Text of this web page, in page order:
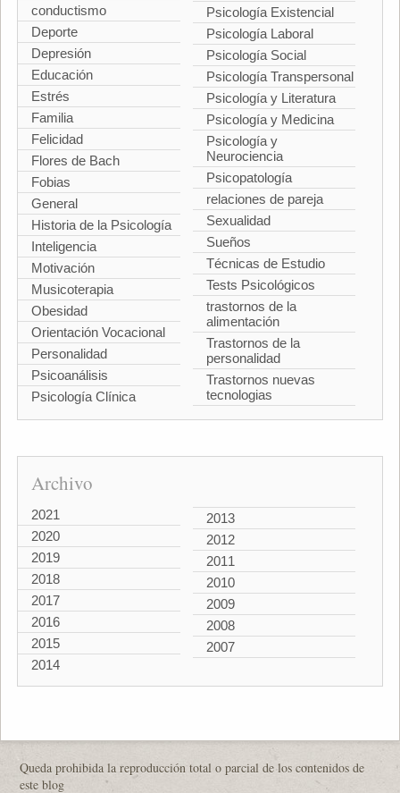
conductismo
Deporte
Depresión
Educación
Estrés
Familia
Felicidad
Flores de Bach
Fobias
General
Historia de la Psicología
Inteligencia
Motivación
Musicoterapia
Obesidad
Orientación Vocacional
Personalidad
Psicoanálisis
Psicología Clínica
Psicología Existencial
Psicología Laboral
Psicología Social
Psicología Transpersonal
Psicología y Literatura
Psicología y Medicina
Psicología y
Neurociencia
Psicopatología
relaciones de pareja
Sexualidad
Sueños
Técnicas de Estudio
Tests Psicológicos
trastornos de la
alimentación
Trastornos de la
personalidad
Trastornos nuevas
tecnologias
Archivo
2021
2020
2019
2018
2017
2016
2015
2014
2013
2012
2011
2010
2009
2008
2007
Queda prohibida la reproducción total o parcial de los contenidos de
este blog